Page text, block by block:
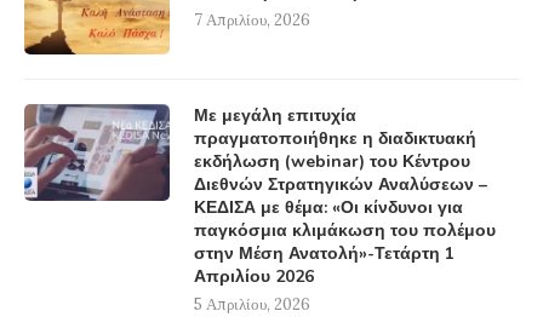
7 Απριλίου, 2026
Με μεγάλη επιτυχία
πραγματοποιήθηκε η διαδικτυακή
εκδήλωση (webinar) του Κέντρου
Διεθνών Στρατηγικών Αναλύσεων –
ΚΕΔΙΣΑ με θέμα: «Οι κίνδυνοι για
παγκόσμια κλιμάκωση του πολέμου
στην Μέση Ανατολή»-Τετάρτη 1
Απριλίου 2026
5 Απριλίου, 2026